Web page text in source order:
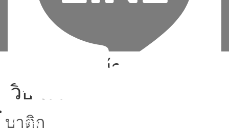
เพิ่มเพื่อน
ลาย ผ้า มัด ย้อม
วิธี ทํา
บาติก